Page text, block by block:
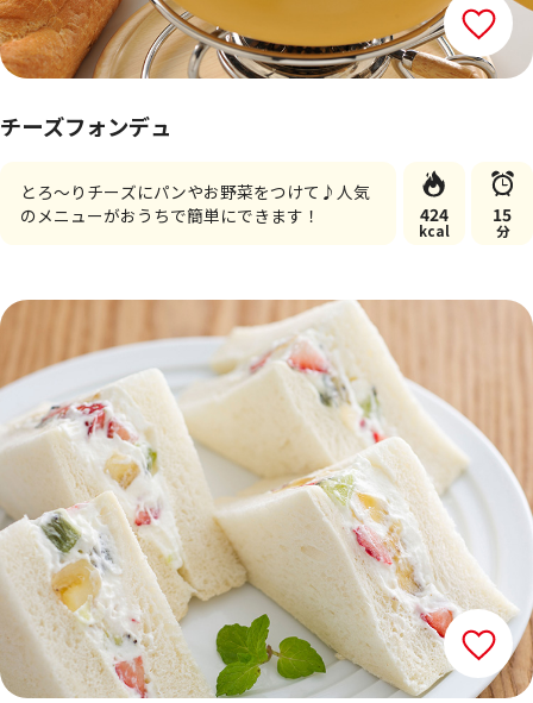
チーズフォンデュ
とろ～りチーズにパンやお野菜をつけて♪人気
のメニューがおうちで簡単にできます！
424
kcal
15
分